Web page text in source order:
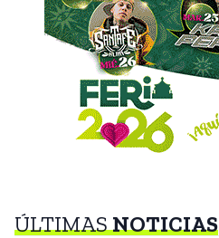
ÚLTIMASNOTICIAS